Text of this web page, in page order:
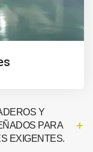
Y
PARA
EXIGENTES.